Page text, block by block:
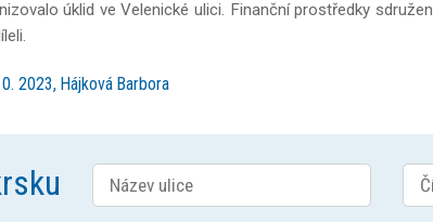
úklid ve Velenické ulici. Finanční prostředky
2023, Hájková Barbora